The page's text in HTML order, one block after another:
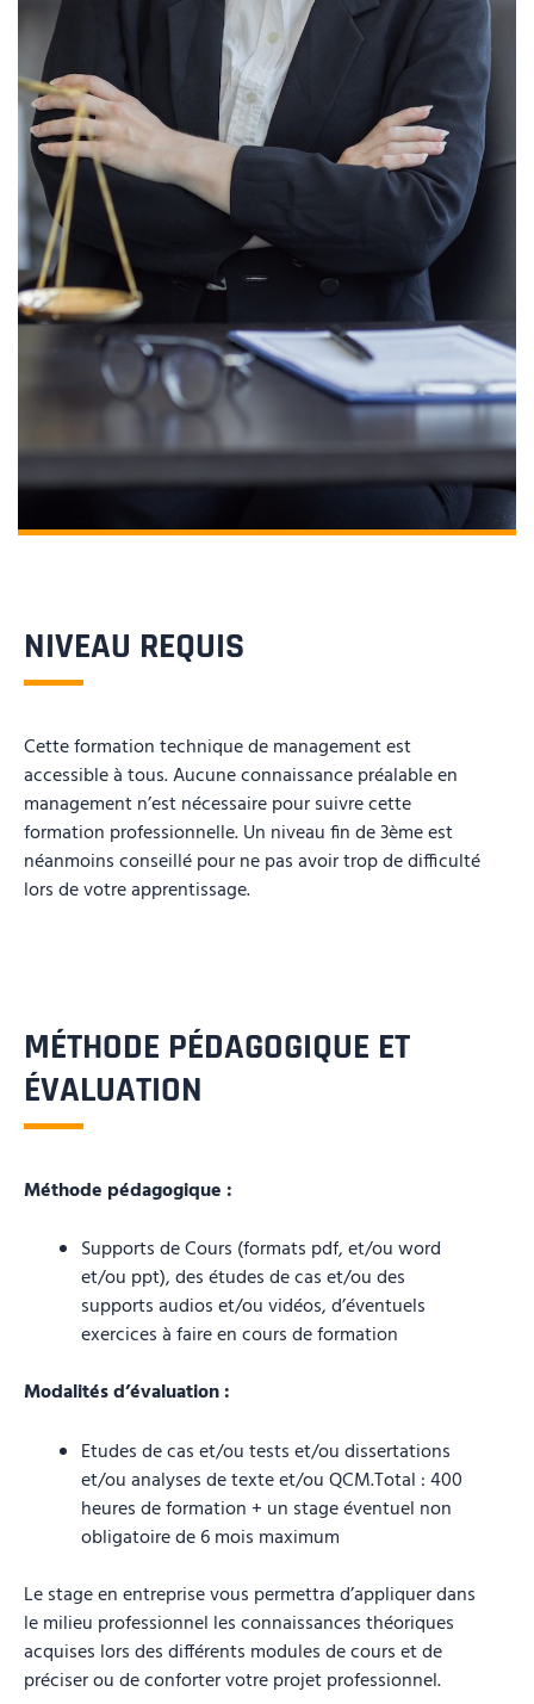
NIVEAU REQUIS
Cette formation technique de management est
accessible à tous. Aucune connaissance préalable en
management n’est nécessaire pour suivre cette
formation professionnelle. Un niveau fin de 3ème est
néanmoins conseillé pour ne pas avoir trop de difficulté
lors de votre apprentissage.
MÉTHODE PÉDAGOGIQUE ET
ÉVALUATION
Méthode pédagogique :
Supports de Cours (formats pdf, et/ou word
et/ou ppt), des études de cas et/ou des
supports audios et/ou vidéos, d’éventuels
exercices à faire en cours de formation
Modalités d’évaluation :
Etudes de cas et/ou tests et/ou dissertations
et/ou analyses de texte et/ou QCM.Total : 400
heures de formation + un stage éventuel non
obligatoire de 6 mois maximum
Le stage en entreprise vous permettra d’appliquer dans
le milieu professionnel les connaissances théoriques
acquises lors des différents modules de cours et de
préciser ou de conforter votre projet professionnel.